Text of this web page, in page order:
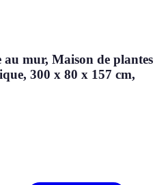
au mur, Maison de plantes
300 x 80 x 157 cm,